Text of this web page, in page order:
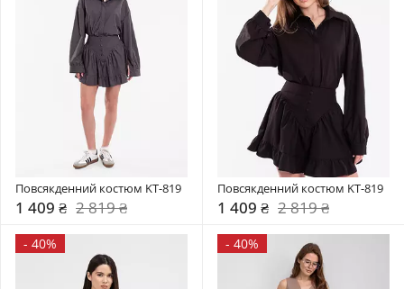
Повсякденний костюм KT-819
1 409 ₴ 2 819 ₴
Повсякденний костюм KT-819
1 409 ₴ 2 819 ₴
- 40% - 40%